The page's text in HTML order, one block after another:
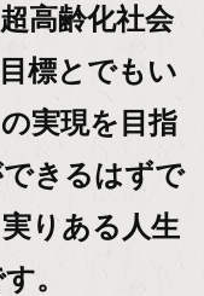
高齢化社会
標とでもい
実現を目指
きるはずで
りある人生
。